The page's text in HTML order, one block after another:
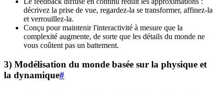
décrivez la prise de vue, regardez-la se transformer, affinez-la
et verrouillez-la.
Conçu pour maintenir l'interactivité à mesure que la
complexité augmente, de sorte que les détails du monde ne
vous coûtent pas un battement.
3) Modélisation du monde basée sur la physique et
la dynamique#